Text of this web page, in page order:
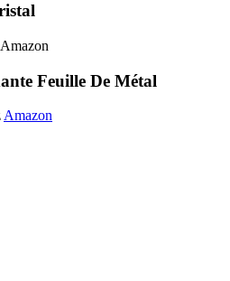
Feuille De Métal
Amazon